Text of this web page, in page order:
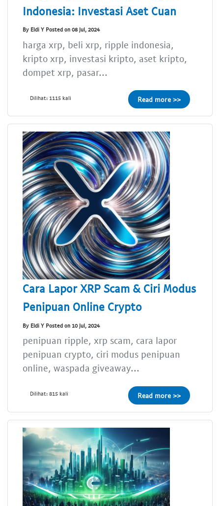
Indonesia: Investasi Aset Cuan
By Eldi Y Posted on 08 Jul, 2024
harga xrp, beli xrp, ripple indonesia,
kripto xrp, investasi kripto, aset kripto,
dompet xrp, pasar...
Dilihat: 1115 kali Read more >>
Cara Lapor XRP Scam & Ciri Modus
Penipuan Online Crypto
By Eldi Y Posted on 10 Jul, 2024
penipuan ripple, xrp scam, cara lapor
penipuan crypto, ciri modus penipuan
online, waspada giveaway...
Dilihat: 815 kali Read more >>